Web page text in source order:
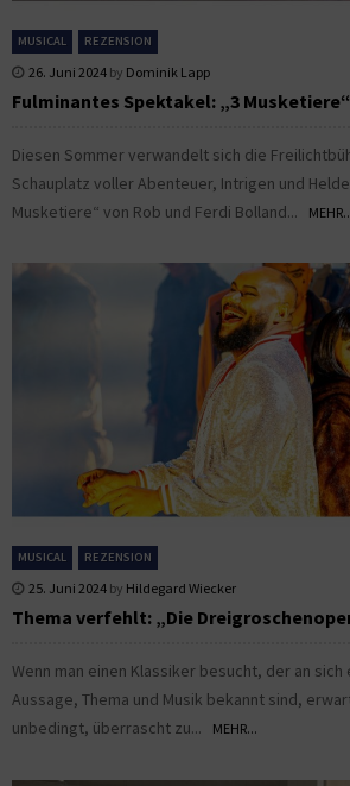
MUSICAL REZENSION
26. Juni 2024 by Dominik Lapp
Fulminantes Spektakel: „3
Diesen Sommer verwandelt sich die
Schauplatz voller Abenteuer, Intrigen und
Musketiere“ von Rob und Ferdi Bolland...
MUSICAL REZENSION
25. Juni 2024 by Hildegard Wiecker
Thema verfehlt: „Die
Wenn man einen Klassiker besucht, der an
Aussage, Thema und Musik bekannt sind,
unbedingt, überrascht zu...
MEHR...